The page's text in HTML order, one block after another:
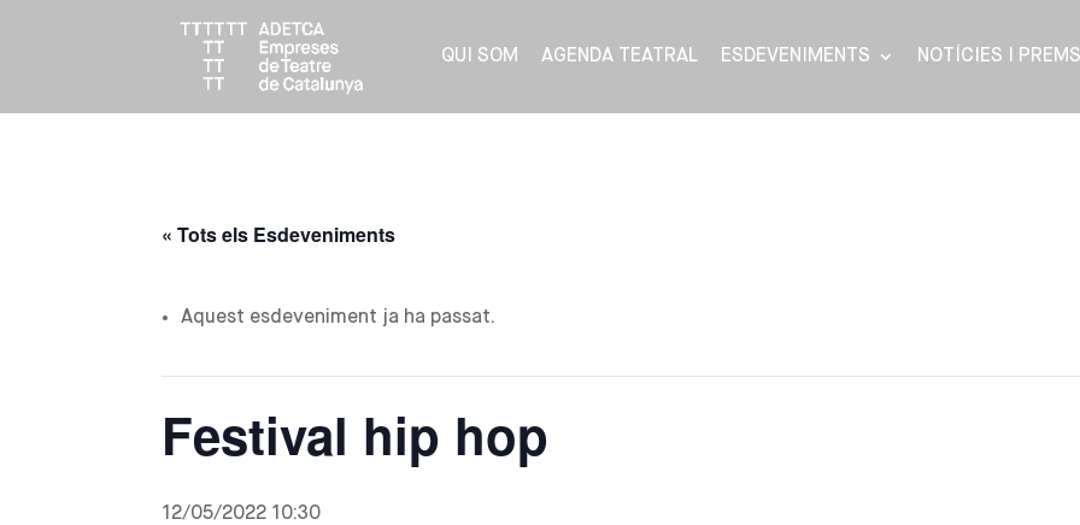
QUI SOM AGENDA TEATRAL ESDEVENIMENTS NOTÍCIES I
« Tots els Esdeveniments
Aquest esdeveniment ja ha passat.
Festival hip hop
12/05/2022 10:30